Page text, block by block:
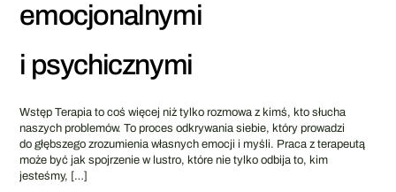
emocjonalnymi
i psychicznymi
Wstęp Terapia to coś więcej niż tylko rozmowa z kimś, kto słucha
naszych problemów. To proces odkrywania siebie, który prowadzi
do głębszego zrozumienia własnych emocji i myśli. Praca z terapeutą
może być jak spojrzenie w lustro, które nie tylko odbija to, kim
jesteśmy, […]